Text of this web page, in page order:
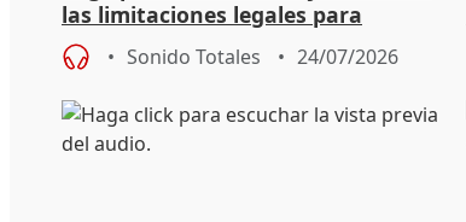
las limitaciones legales para
disminuir riesgo de incendios
Sonido Totales 24/07/2026